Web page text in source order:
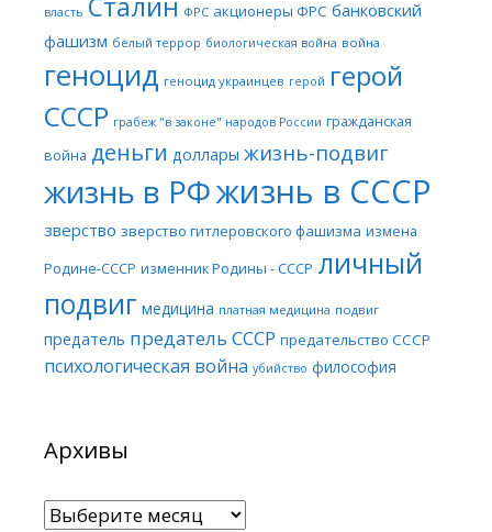
власть Сталин ФРС акционеры ФРС банковский
фашизм белый террор биологическая война война
геноцид геноцид украинцев герой герой
СССР грабеж "в законе" народов России гражданская
война деньги доллары жизнь-подвиг
жизнь в РФжизнь в СССР
зверство зверство гитлеровского фашизма измена
Родине-СССР изменник Родины - СССР личный
подвиг медицина платная медицина подвиг
предатель предатель СССР предательство СССР
психологическая война убийство философия
Архивы
Архивы